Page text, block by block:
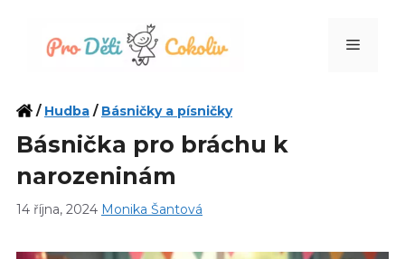
Menu
/ Hudba / Básničky a písničky
Básnička pro bráchu k
narozeninám
14 října, 2024 Monika Šantová